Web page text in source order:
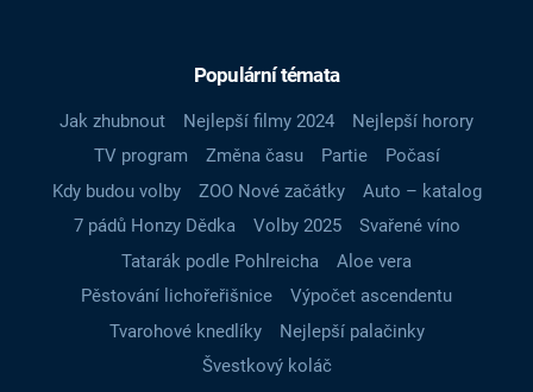
Populární témata
Jak zhubnout Nejlepší filmy 2024
Nejlepší horory
TV program
Změna času Partie
Počasí
Kdy budou volby
ZOO Nové začátky
Auto – katalog
7 pádů Honzy Dědka
Volby 2025
Svařené víno
Tatarák podle Pohlreicha
Aloe vera
Pěstování lichořeřišnice
Výpočet ascendentu
Tvarohové knedlíky
Nejlepší palačinky
Švestkový koláč